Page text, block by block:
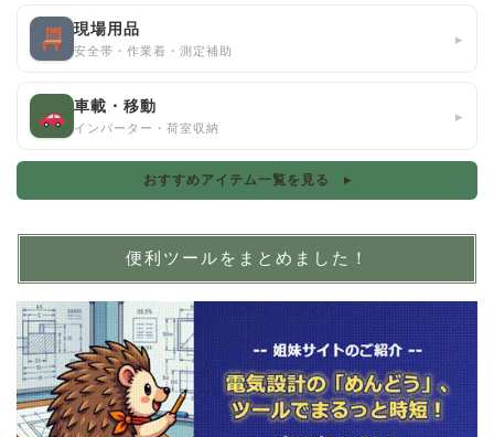
現場用品
安全帯・作業着・測定補助
▸
車載・移動
インバーター・荷室収納
▸
おすすめアイテム一覧を見る ▸
便利ツールをまとめました！